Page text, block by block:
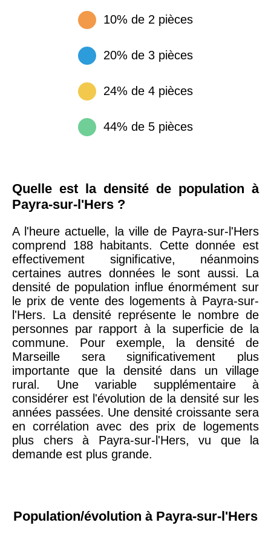
10% de 2 pièces
20% de 3 pièces
24% de 4 pièces
44% de 5 pièces
Quelle est la densité de population à
Payra-sur-l'Hers ?
A l'heure actuelle, la ville de Payra-sur-l'Hers
comprend 188 habitants. Cette donnée est
effectivement significative, néanmoins
certaines autres données le sont aussi. La
densité de population influe énormément sur
le prix de vente des logements à Payra-sur-
l'Hers. La densité représente le nombre de
personnes par rapport à la superficie de la
commune. Pour exemple, la densité de
Marseille sera significativement plus
importante que la densité dans un village
rural. Une variable supplémentaire à
considérer est l'évolution de la densité sur les
années passées. Une densité croissante sera
en corrélation avec des prix de logements
plus chers à Payra-sur-l'Hers, vu que la
demande est plus grande.
Population/évolution à Payra-sur-l'Hers